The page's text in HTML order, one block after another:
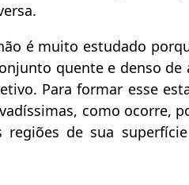
é muito estudado
quente e denso
Para formar esse
como ocorre,
de sua